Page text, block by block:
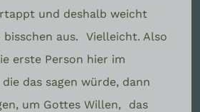
und deshalb weicht
aus.
Vielleicht. Also
erste Person hier im
die das sagen würde, dann
um Gottes Willen,
das